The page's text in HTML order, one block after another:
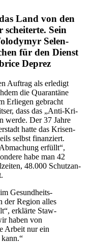
Land von den
schei­terte. Sein
Selen­
für den Dienst
Deprez
Auftrag als erle­digt
die Qua­ran­täne
Erlie­gen gebracht
dass das „Anti-Kri­
werde. Der 37 Jahre
hatte das Kri­sen­
selbst finan­ziert.
erfüllt“,
habe man 42
48.000 Schutz­an­
Gesund­heits­
der Region alles
erklärte Staw­
haben von
Arbeit nur ein